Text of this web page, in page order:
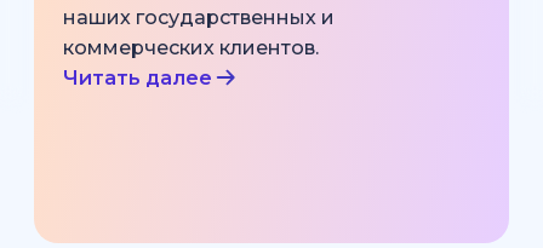
наших государственных и
коммерческих клиентов.
Читать далее